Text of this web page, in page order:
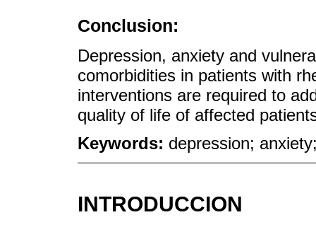
Conclusion:
Depression, anxiety and
comorbidities in patients with
interventions are required to
quality of life of affected
Keywords: depression;
INTRODUCCION